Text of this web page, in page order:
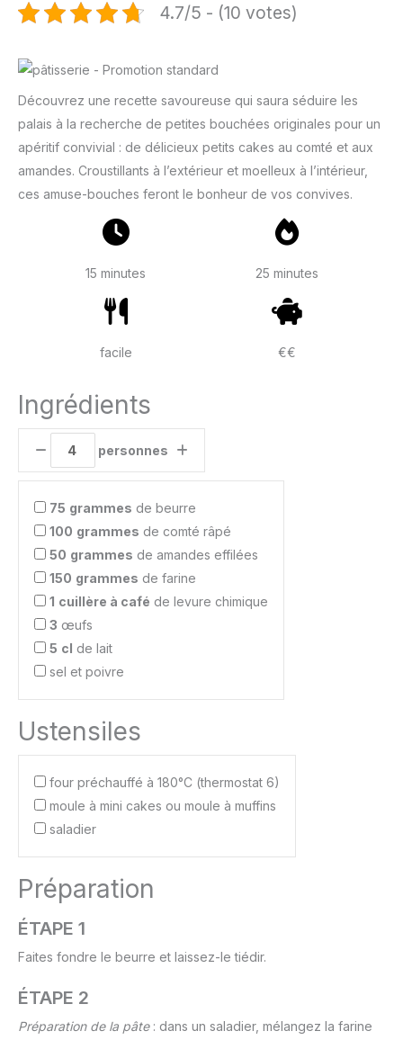
4.7/5 - (10 votes)
Découvrez une recette savoureuse qui saura séduire les
palais à la recherche de petites bouchées originales pour un
apéritif convivial : de délicieux petits cakes au comté et aux
amandes. Croustillants à l’extérieur et moelleux à l’intérieur,
ces amuse-bouches feront le bonheur de vos convives.
15 minutes 25 minutes
facile €€
Ingrédients
personnes
75 grammes de beurre
100 grammes de comté râpé
50 grammes de amandes effilées
150 grammes de farine
1 cuillère à café de levure chimique
3 œufs
5 cl de lait
sel et poivre
Ustensiles
four préchauffé à 180°C (thermostat 6)
moule à mini cakes ou moule à muffins
saladier
Préparation
ÉTAPE 1
Faites fondre le beurre et laissez-le tiédir.
ÉTAPE 2
Préparation de la pâte: dans un saladier, mélangez la farine